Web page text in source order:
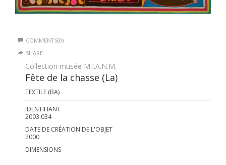
COMMENTS(0)
SHARE
Collection musée M.I.A.N.M.
Fête de la chasse (La)
TEXTILE (BA)
IDENTIFIANT
2003.034
DATE DE CRÉATION DE L'OBJET
2000
DIMENSIONS